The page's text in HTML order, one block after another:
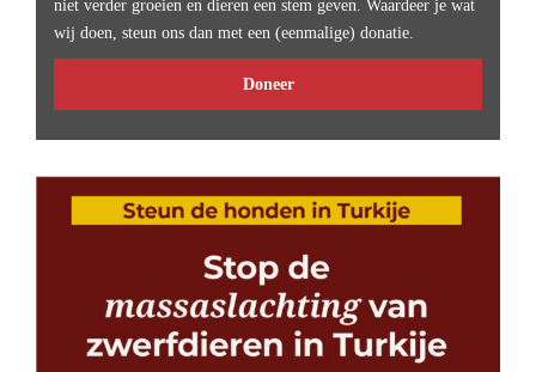
niet verder groeien en dieren een stem geven. Waardeer je wat
wij doen, steun ons dan met een (eenmalige) donatie.
Doneer